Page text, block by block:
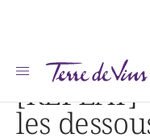
Accueil Actualités [REPLAY] «
les